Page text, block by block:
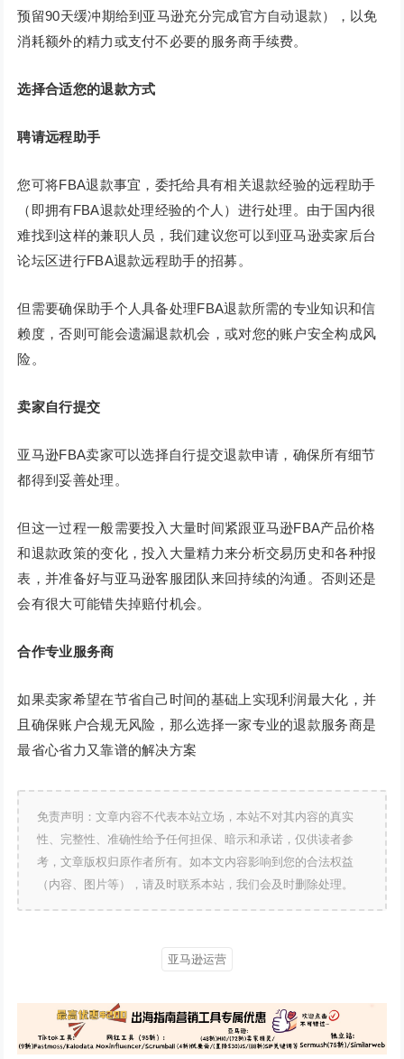
预留90天缓冲期给到亚马逊充分完成官方自动退款），以免
消耗额外的精力或支付不必要的服务商手续费。
选择合适您的退款方式
聘请远程助手
您可将FBA退款事宜，委托给具有相关退款经验的远程助手
（即拥有FBA退款处理经验的个人）进行处理。由于国内很
难找到这样的兼职人员，我们建议您可以到亚马逊卖家后台
论坛区进行FBA退款远程助手的招募。
但需要确保助手个人具备处理FBA退款所需的专业知识和信
赖度，否则可能会遗漏退款机会，或对您的账户安全构成风
险。
卖家自行提交
亚马逊FBA卖家可以选择自行提交退款申请，确保所有细节
都得到妥善处理。
但这一过程一般需要投入大量时间紧跟亚马逊FBA产品价格
和退款政策的变化，投入大量精力来分析交易历史和各种报
表，并准备好与亚马逊客服团队来回持续的沟通。否则还是
会有很大可能错失掉赔付机会。
合作专业服务商
如果卖家希望在节省自己时间的基础上实现利润最大化，并
且确保账户合规无风险，那么选择一家专业的退款服务商是
最省心省力又靠谱的解决方案
免责声明：文章内容不代表本站立场，本站不对其内容的真实
性、完整性、准确性给予任何担保、暗示和承诺，仅供读者参
考，文章版权归原作者所有。如本文内容影响到您的合法权益
（内容、图片等），请及时联系本站，我们会及时删除处理。
亚马逊运营